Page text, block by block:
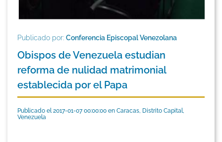
Publicado por: Conferencia Episcopal Venezolana
Obispos de Venezuela estudian
reforma de nulidad matrimonial
establecida por el Papa
Publicado el 2017-01-07 00:00:00 en Caracas, Distrito Capital,
Venezuela